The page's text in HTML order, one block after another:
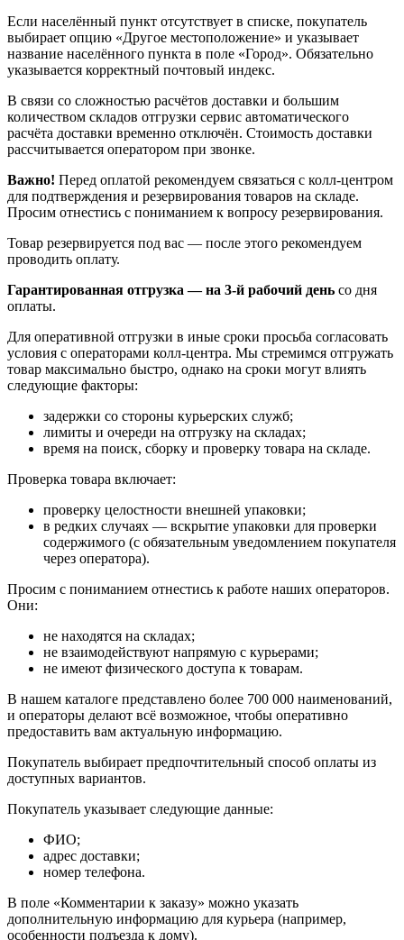
Если населённый пункт отсутствует в списке, покупатель
выбирает опцию «Другое местоположение» и указывает
название населённого пункта в поле «Город». Обязательно
указывается корректный почтовый индекс.
В связи со сложностью расчётов доставки и большим
количеством складов отгрузки сервис автоматического
расчёта доставки временно отключён. Стоимость доставки
рассчитывается оператором при звонке.
Важно! Перед оплатой рекомендуем связаться с колл‑центром
для подтверждения и резервирования товаров на складе.
Просим отнестись с пониманием к вопросу резервирования.
Товар резервируется под вас — после этого рекомендуем
проводить оплату.
Гарантированная отгрузка — на 3‑й рабочий день со дня
оплаты.
Для оперативной отгрузки в иные сроки просьба согласовать
условия с операторами колл‑центра. Мы стремимся отгружать
товар максимально быстро, однако на сроки могут влиять
следующие факторы:
задержки со стороны курьерских служб;
лимиты и очереди на отгрузку на складах;
время на поиск, сборку и проверку товара на складе.
Проверка товара включает:
проверку целостности внешней упаковки;
в редких случаях — вскрытие упаковки для проверки
содержимого (с обязательным уведомлением покупателя
через оператора).
Просим с пониманием отнестись к работе наших операторов.
Они:
не находятся на складах;
не взаимодействуют напрямую с курьерами;
не имеют физического доступа к товарам.
В нашем каталоге представлено более 700 000 наименований,
и операторы делают всё возможное, чтобы оперативно
предоставить вам актуальную информацию.
Покупатель выбирает предпочтительный способ оплаты из
доступных вариантов.
Покупатель указывает следующие данные:
ФИО;
адрес доставки;
номер телефона.
В поле «Комментарии к заказу» можно указать
дополнительную информацию для курьера (например,
особенности подъезда к дому).